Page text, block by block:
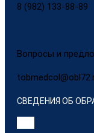
8 (982) 133-88-89
Вопросы и
СВЕДЕНИЯ ОБ